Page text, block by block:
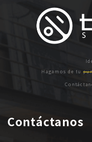
Hagamos de tu
Contáctanos